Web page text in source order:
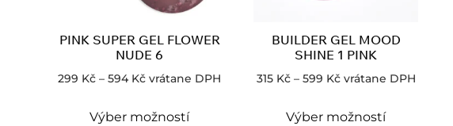
PINK SUPER GEL FLOWER
NUDE 6
299 Kč – 594 Kč vrátane DPH
Výber možností
BUILDER GEL MOOD
SHINE 1 PINK
315 Kč – 599 Kč vrátane DPH
Výber možností